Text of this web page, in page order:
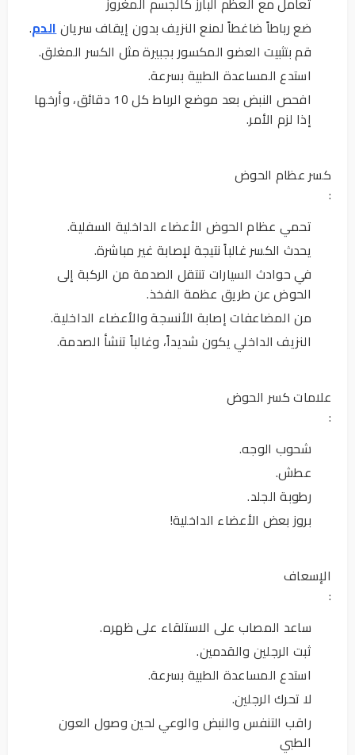
ضع رباطاً ضاغطاً لمنع النزيف بدون إيقاف سريانالدم.
قم بتثبيت العضو المكسور بجبيرة مثل الكسر المغلق.
استدع المساعدة الطبية بسرعة.
افحص النبض بعد موضع الرباط كل 10 دقائق، وأرخها
إذا لزم الأمر.
كسر عظام الحوض
:
تحمي عظام الحوض الأعضاء الداخلية السفلية.
يحدث الكسر غالباً نتيجة لإصابة غير مباشرة.
في حوادث السيارات تنتقل الصدمة من الركبة إلى
الحوض عن طريق عظمة الفخذ.
من المضاعفات إصابة الأنسجة والأعضاء الداخلية.
النزيف الداخلي يكون شديداً، وغالباً تنشأ الصدمة.
علامات كسر الحوض
:
شحوب الوجه.
عطش.
رطوبة الجلد.
بروز بعض الأعضاء الداخلية!
الإسعاف
:
ساعد المصاب على الاستلقاء على ظهره.
ثبت الرجلين والقدمين.
استدع المساعدة الطبية بسرعة.
لا تحرك الرجلين.
راقب التنفس والنبض والوعي لحين وصول العون
الطبي